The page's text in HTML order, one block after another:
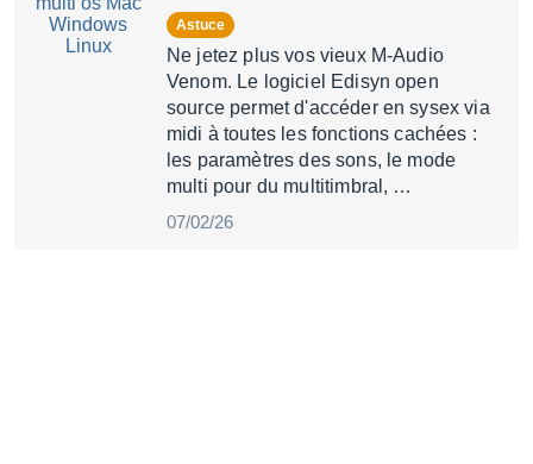
Astuce
Ne jetez plus vos vieux M-Audio
Venom. Le logiciel Edisyn open
source permet d'accéder en sysex via
midi à toutes les fonctions cachées :
les paramètres des sons, le mode
multi pour du multitimbral, …
07/02/26